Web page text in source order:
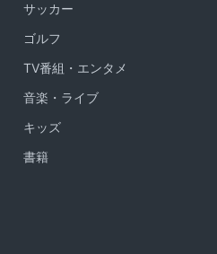
サッカー
ゴルフ
TV番組・エンタメ
音楽・ライブ
キッズ
書籍